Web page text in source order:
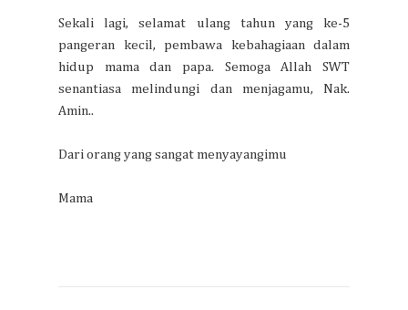
Sekali lagi, selamat ulang tahun yang ke-5
pangeran kecil, pembawa kebahagiaan dalam
hidup mama dan papa. Semoga Allah SWT
senantiasa melindungi dan menjagamu, Nak.
Amin..
Dari orang yang sangat menyayangimu
Mama